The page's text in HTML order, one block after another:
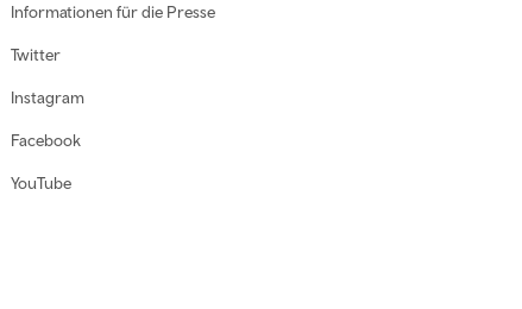
Informationen für die Presse
Twitter
Instagram
Facebook
YouTube